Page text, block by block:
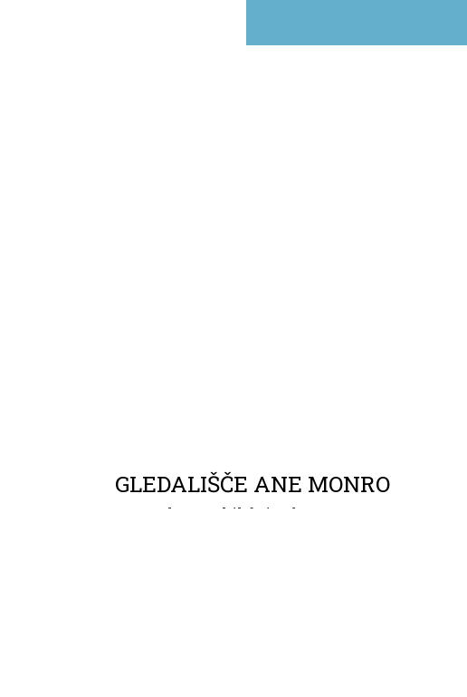
GLEDALIŠČE ANE MONRO
Trg Prekomorskih brigad 1